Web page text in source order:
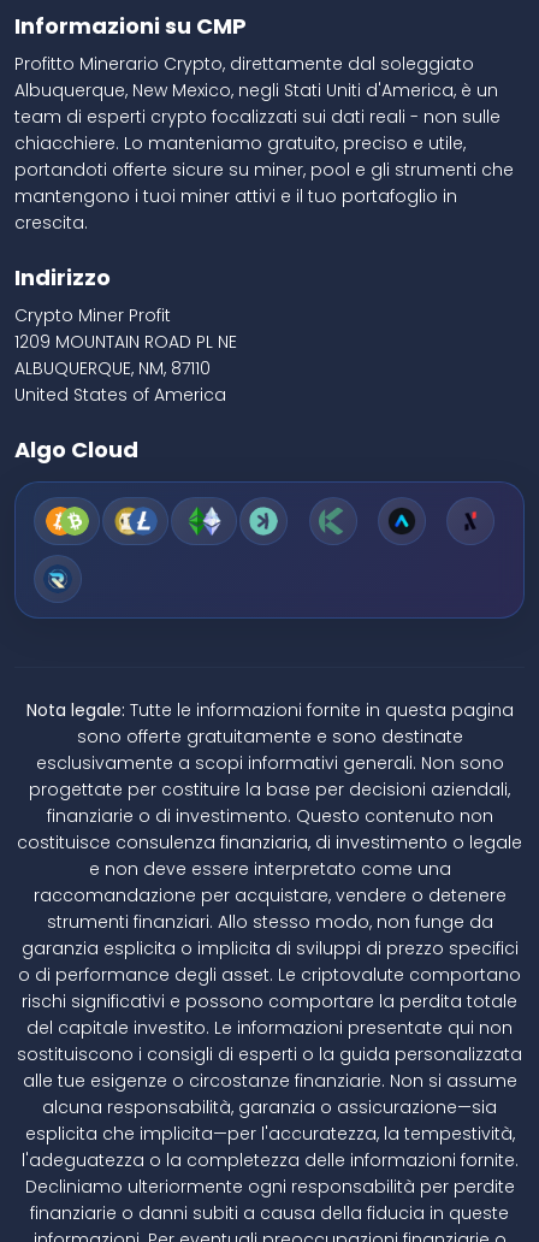
Informazioni su CMP
Profitto Minerario Crypto, direttamente dal soleggiato
Albuquerque, New Mexico, negli Stati Uniti d'America, è un
team di esperti crypto focalizzati sui dati reali - non sulle
chiacchiere. Lo manteniamo gratuito, preciso e utile,
portandoti offerte sicure su miner, pool e gli strumenti che
mantengono i tuoi miner attivi e il tuo portafoglio in
crescita.
Indirizzo
Crypto Miner Profit
1209 MOUNTAIN ROAD PL NE
ALBUQUERQUE, NM, 87110
United States of America
Algo Cloud
Nota legale: Tutte le informazioni fornite in questa pagina
sono offerte gratuitamente e sono destinate
esclusivamente a scopi informativi generali. Non sono
progettate per costituire la base per decisioni aziendali,
finanziarie o di investimento. Questo contenuto non
costituisce consulenza finanziaria, di investimento o legale
e non deve essere interpretato come una
raccomandazione per acquistare, vendere o detenere
strumenti finanziari. Allo stesso modo, non funge da
garanzia esplicita o implicita di sviluppi di prezzo specifici
o di performance degli asset. Le criptovalute comportano
rischi significativi e possono comportare la perdita totale
del capitale investito. Le informazioni presentate qui non
sostituiscono i consigli di esperti o la guida personalizzata
alle tue esigenze o circostanze finanziarie. Non si assume
alcuna responsabilità, garanzia o assicurazione—sia
esplicita che implicita—per l'accuratezza, la tempestività,
l'adeguatezza o la completezza delle informazioni fornite.
Decliniamo ulteriormente ogni responsabilità per perdite
finanziarie o danni subiti a causa della fiducia in queste